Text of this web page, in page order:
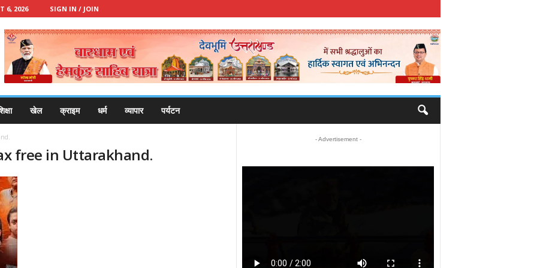
6, 2026 SIGN IN / JOIN
खेल क्राइम धर्म व्यापार पर्यटन
free in Uttarakhand.
- Advertisement -